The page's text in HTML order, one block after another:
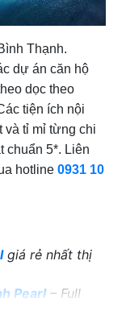
Thạnh.
dự án căn hộ
dọc theo
tiện ích nội
và tỉ mỉ từng chi
chuẩn 5*. Liên
hotline 0931 10
giá rẻ nhất thị
Pearl– Full